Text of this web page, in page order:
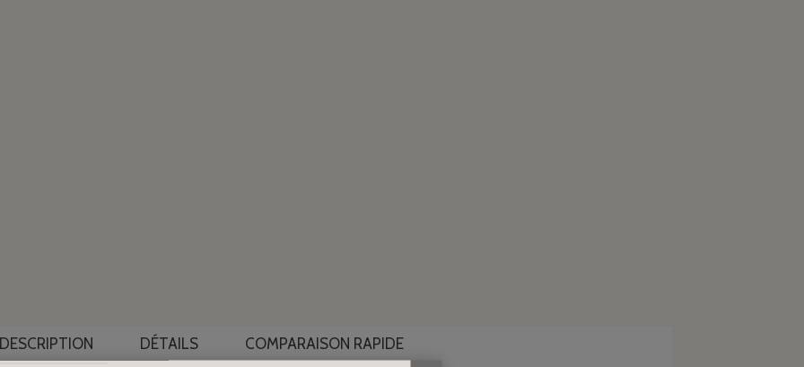
DESCRIPTION DÉTAILS COMPARAISON RAPIDE